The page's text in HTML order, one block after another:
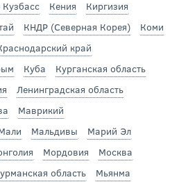
Кения
Киргизия
КНДР (Северная Корея)
Коми
край
Куба
Курганская область
Ленинградская область
Маврикий
Мальдивы
Марий Эл
Мордовия
Москва
область
Мьянма